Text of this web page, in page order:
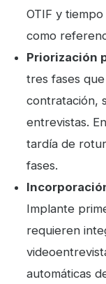
OTIF y
como
Priorización
tres fases
contratación,
entrevistas.
tardía de
fases.
Implante
requieren
automáticas